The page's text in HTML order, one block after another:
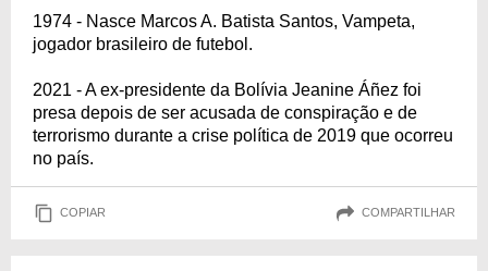
1974 - Nasce Marcos A. Batista Santos, Vampeta,
jogador brasileiro de futebol.
2021 - A ex-presidente da Bolívia Jeanine Áñez foi
presa depois de ser acusada de conspiração e de
terrorismo durante a crise política de 2019 que ocorreu
no país.
COPIAR COMPARTILHAR